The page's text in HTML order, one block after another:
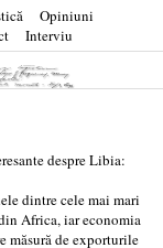
Opiniuni
Interviu
despre Libia:
dintre cele mai mari
Africa, iar economia
măsură de exporturile